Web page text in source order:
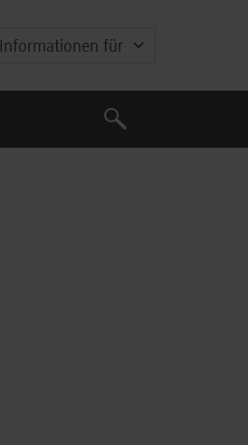
Informationen für
Suche
Suche